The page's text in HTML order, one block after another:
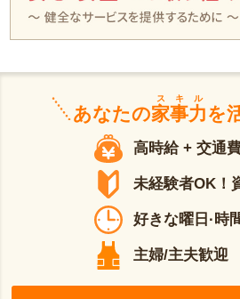
あなたの家事力
スキル
を
高時給 + 交通
未経験者OK！
好きな曜日·時
主婦/主夫歓迎